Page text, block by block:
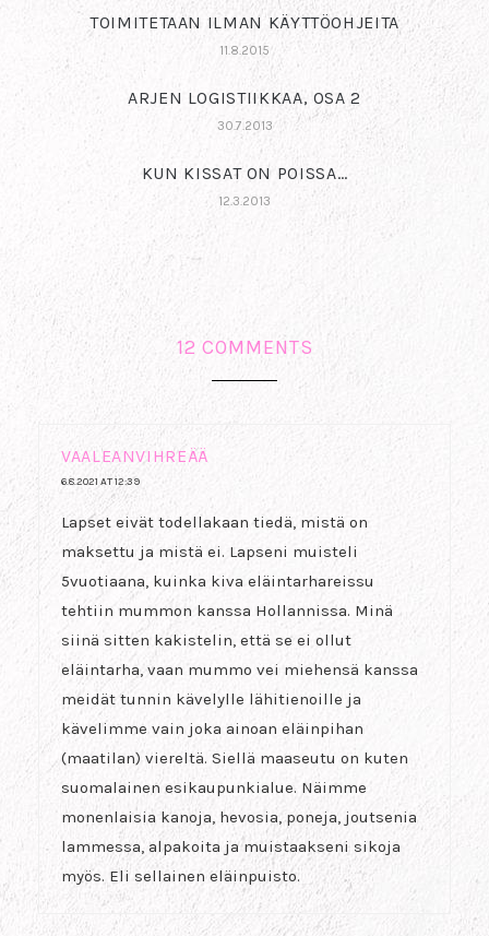
TOIMITETAAN ILMAN KÄYTTÖOHJEITA
11.8.2015
ARJEN LOGISTIIKKAA, OSA 2
30.7.2013
KUN KISSAT ON POISSA…
12.3.2013
12 COMMENTS
VAALEANVIHREÄÄ
6.8.2021 AT 12:39
Lapset eivät todellakaan tiedä, mistä on
maksettu ja mistä ei. Lapseni muisteli
5vuotiaana, kuinka kiva eläintarhareissu
tehtiin mummon kanssa Hollannissa. Minä
siinä sitten kakistelin, että se ei ollut
eläintarha, vaan mummo vei miehensä kanssa
meidät tunnin kävelylle lähitienoille ja
kävelimme vain joka ainoan eläinpihan
(maatilan) viereltä. Siellä maaseutu on kuten
suomalainen esikaupunkialue. Näimme
monenlaisia kanoja, hevosia, poneja, joutsenia
lammessa, alpakoita ja muistaakseni sikoja
myös. Eli sellainen eläinpuisto.